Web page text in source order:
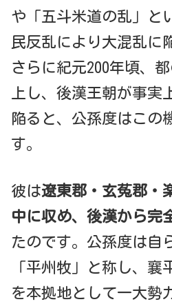
や「五斗米道の乱」と
民反乱により大混乱に
さらに紀元200年頃、
上し、後漢王朝が事実
陥ると、公孫度はこの
す。
彼は遼東郡・玄菟郡・
中に収め、後漢から完
たのです。公孫度は自
「平州牧」と称し、襄
を本拠地として一大勢